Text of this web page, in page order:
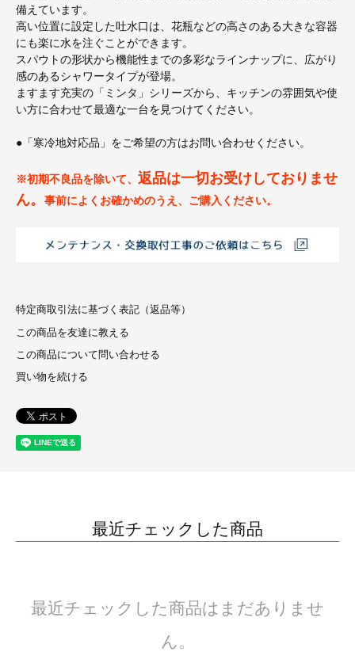
備えています。
高い位置に設定した吐水口は、花瓶などの高さのある大きな容器
にも楽に水を注ぐことができます。
スパウトの形状から機能性までの多彩なラインナップに、広がり
感のあるシャワータイプが登場。
ますます充実の「ミンタ」シリーズから、キッチンの雰囲気や使
い方に合わせて最適な一台を見つけてください。
●「寒冷地対応品」をご希望の方はお問い合わせください。
※初期不良品を除いて、 返品は一切お受けしておりませ
ん。
事前によくお確かめのうえ、ご購入ください。
特定商取引法に基づく表記（返品等）
この商品を友達に教える
この商品について問い合わせる
買い物を続ける
最近チェックした商品
最近チェックした商品はまだありませ
ん。